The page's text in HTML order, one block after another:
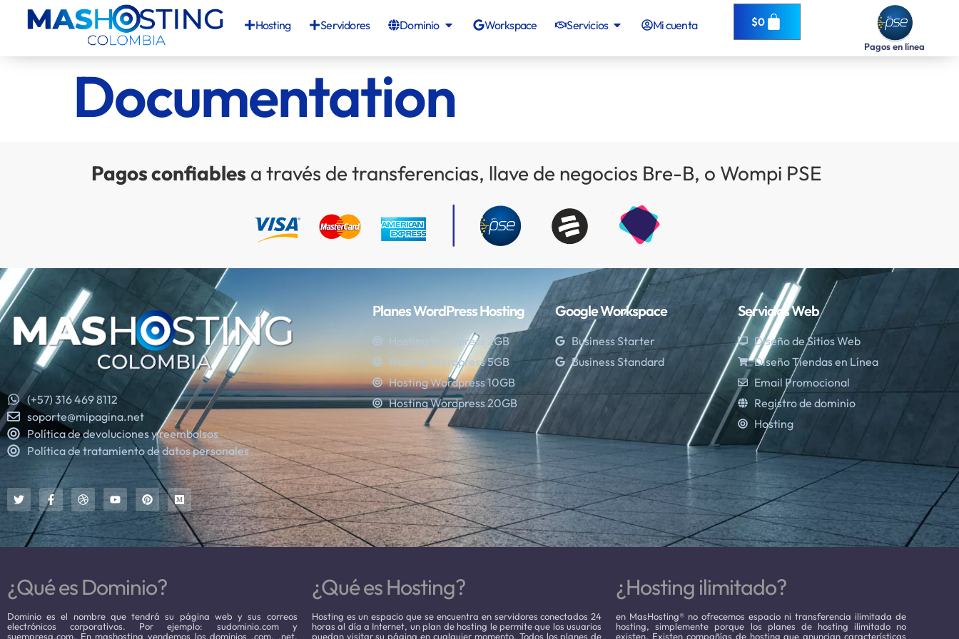
Hosting Servidores Dominio Workspace Servicios Mi cuenta $0
Pagos en línea
Documentation
Pagos confiables a través de transferencias, llave de negocios Bre-B, o Wompi PSE
(+57) 316 469 8112
soporte@mipagina.net
Política de devoluciones y reembolsos
Política de tratamiento de datos personales
Planes WordPress Hosting
Hosting Wordpress 2GB
Hosting Wordpress 5GB
Hosting Wordpress 10GB
Hosting Wordpress 20GB
Google Workspace
Business Starter
Business Standard
Servicios Web
Diseño de Sitios Web
Diseño Tiendas en Línea
Email Promocional
Registro de dominio
Hosting
¿Qué es Dominio?
Dominio es el nombre que tendrá su página web y sus correos
electrónicos corporativos. Por ejemplo: sudominio.com y
suempresa.com. En mashosting vendemos los dominios .com, .net,
¿Qué es Hosting?
Hosting es un espacio que se encuentra en servidores conectados 24
horas al día a Internet, un plan de hosting le permite que los usuarios
puedan visitar su página en cualquier momento. Todos los planes de
¿Hosting ilimitado?
en MasHosting® no ofrecemos espacio ni transferencia ilimitada de
hosting, simplemente porque los planes de hosting ilimitado no
existen. Existen compañías de hosting que anuncian características